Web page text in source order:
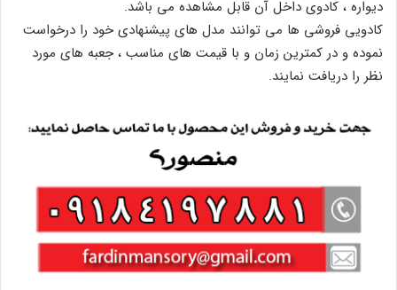
دیواره ، کادوی داخل آن قابل مشاهده می باشد.
کادویی فروشی ها می توانند مدل های پیشنهادی خود را درخواست
نموده و در کمترین زمان و با قیمت های مناسب ، جعبه های مورد
نظر را دریافت نمایند.